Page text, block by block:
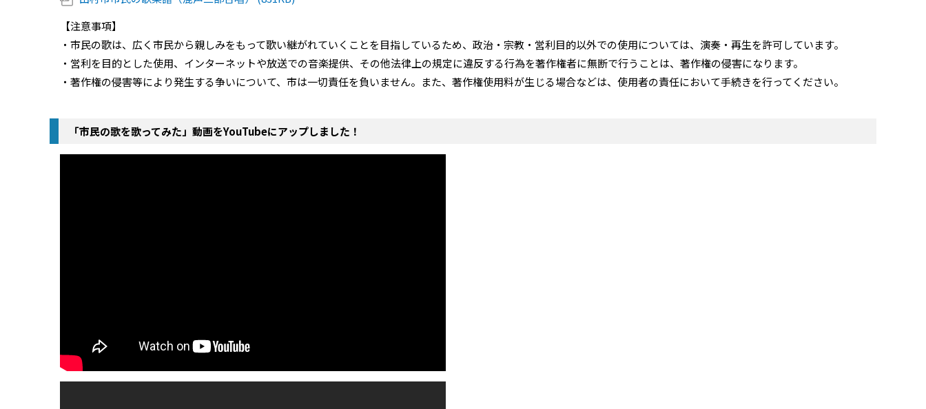
【注意事項】
・市民の歌は、広く市民から親しみをもって歌い継がれていくことを目指しているため、政治・宗教・営利目的以外での使用については、演奏・再生を許可しています。
・営利を目的とした使用、インターネットや放送での音楽提供、その他法律上の規定に違反する行為を著作権者に無断で行うことは、著作権の侵害になります。
・著作権の侵害等により発生する争いについて、市は一切責任を負いません。また、著作権使用料が生じる場合などは、使用者の責任において手続きを行ってください。
「市民の歌を歌ってみた」動画をYouTubeにアップしました！